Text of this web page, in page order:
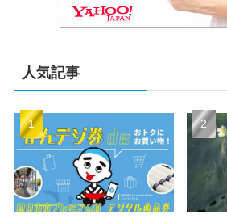
人気記事